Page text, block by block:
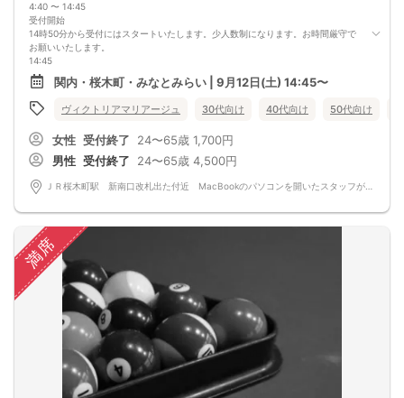
4:40 〜 14:45
受付開始
14時50分から受付にはスタートいたします。少人数制になります。お時間厳守で
お願いいたします。
14:45
イベントスタート！
ＪＲ桜木町駅 新南口改札出た付近 →自己紹介をしながら、猫カフェに向かい
ます！！猫ちゃんを交えて仲良くなりましょう！！
16:45
本日の出会いをこれからも大切にしていただけたら嬉しいです。
雨にお天気でも安心です！！ 猫カフェで別途自己負担になります。２０００円前
後が予想されます！！ 待ち時間が長い場合には他のお店で待機しながら、交代で
ご入場していただきます。その場合もドリンク代は別途自己負担５００円前後が
予想されます。
ﾟ･:,｡ﾟ･:,｡★ﾟ･:,｡ﾟ･:,｡☆ﾟ･:,｡ﾟ･:,｡★ﾟ･:,｡ﾟ･:,｡☆ﾟ･:,｡ﾟ･:,｡★ﾟ･:
飲食代は別途自己負担になります。
体調の悪い方やコロナウイルスの症状がある方はご参加はご遠慮いただいており
ます。
ご参加には自己責任になります。
影響で比率が偏る場合もございます。
比率は調整されていません。少人数になります。最低遂行人数２対２
当日お申し込みが多数のため比率や人数は様々になる場合もございます。
ご理解の上ご参加をお願い致します。
関内・桜木町・みなとみらい | 9月12日(土) 14:45〜
ヴィクトリアマリアージュ 30代向け 40代向け 50代向け
女性 受付終了 24〜65歳 1,700円
男性 受付終了 24〜65歳 4,500円
満席